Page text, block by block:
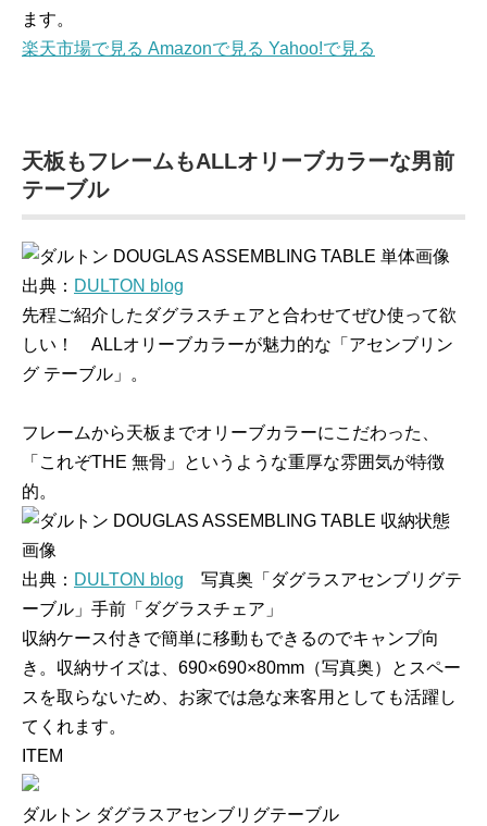
ます。
楽天市場で見る Amazonで見る Yahoo!で見る
天板もフレームもALLオリーブカラーな男前
テーブル
出典： DULTON blog
先程ご紹介したダグラスチェアと合わせてぜひ使って欲
しい！ ALLオリーブカラーが魅力的な「アセンブリン
グ テーブル」。
フレームから天板までオリーブカラーにこだわった、
「これぞTHE 無骨」というような重厚な雰囲気が特徴
的。
出典： DULTON blog 写真奥「ダグラスアセンブリグテ
ーブル」手前「ダグラスチェア」
収納ケース付きで簡単に移動もできるのでキャンプ向
き。収納サイズは、690×690×80mm（写真奥）とスペー
スを取らないため、お家では急な来客用としても活躍し
てくれます。
ITEM
ダルトン ダグラスアセンブリグテーブル